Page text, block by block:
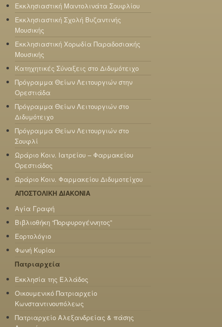
Εκκλησιαστική Μαντολινάτα Σουφλίου
Εκκλησιαστική Σχολή Βυζαντινής
Μουσικής
Εκκλησιαστική Χορωδία Παραδοσιακής
Μουσικής
Κατηχητικές Σύναξεις στο Διδυμότειχο
Πρόγραμμα Θείων Λειτουργιών στην
Ορεστιάδα
Πρόγραμμα Θείων Λειτουργιών στο
Διδυμότειχο
Πρόγραμμα Θείων Λειτουργιών στο
Σουφλί
Ωράριο Κοιν. Ιατρείου – Φαρμακείου
Ορεστιάδος
Ωράριο Κοιν. Φαρμακείου Διδυμοτείχου
ΑΠΟΣΤΟΛΙΚΗ ΔΙΑΚΟΝΙΑ
Αγία Γραφή
Βιβλιοθήκη “Πορφυρογέννητος”
Εορτολόγιο
Φωνή Κυρίου
Πατριαρχεία
Εκκλησία της Ελλάδος
Οικουμενικό Πατριαρχείο
Κωνσταντινουπόλεως
Πατριαρχείο Αλεξανδρείας & πάσης